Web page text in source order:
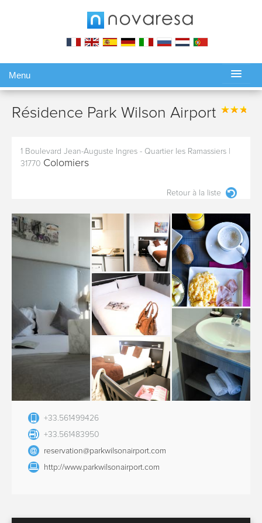
Menu
Résidence Park Wilson Airport
1 Boulevard Jean-Auguste Ingres - Quartier les Ramassiers
31770 Colomiers
Retour à la liste
+33.561499426
+33.561483950
reservation@parkwilsonairport.com
http://www.parkwilsonairport.com